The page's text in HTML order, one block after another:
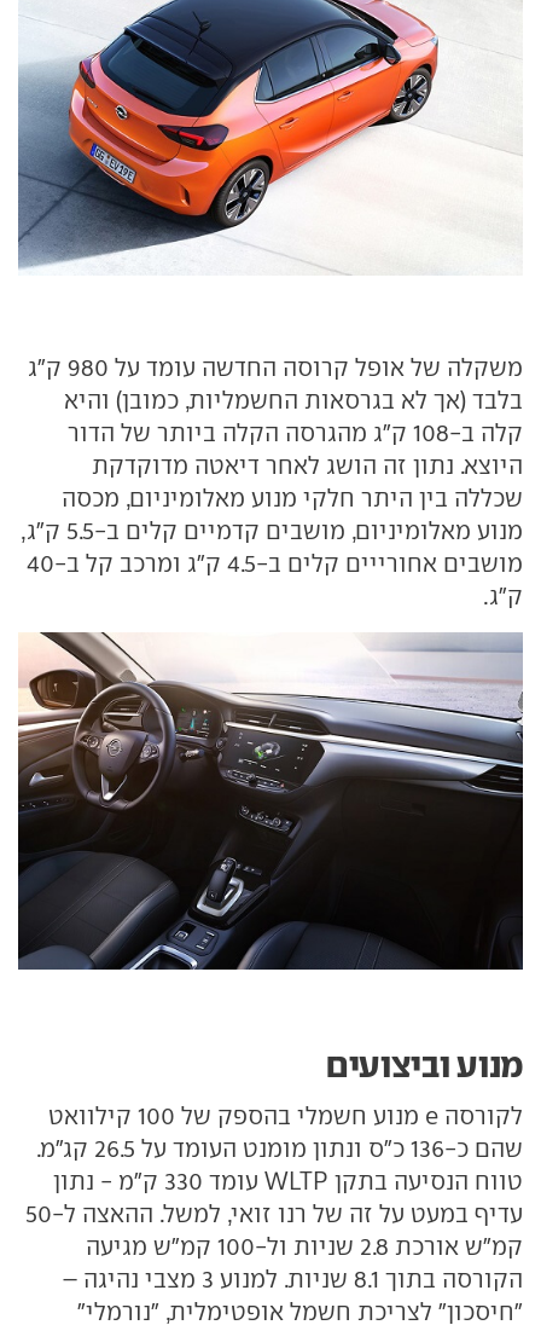
משקלה של אופל קרוסה החדשה עומד על 980 ק"ג
בלבד (אך לא בגרסאות החשמליות, כמובן) והיא
קלה ב-108 ק"ג מהגרסה הקלה ביותר של הדור
היוצא. נתון זה הושג לאחר דיאטה מדוקדקת
שכללה בין היתר חלקי מנוע מאלומיניום, מכסה
מנוע מאלומיניום, מושבים קדמיים קלים ב-5.5 ק"ג,
מושבים אחורייים קלים ב-4.5 ק"ג ומרכב קל ב-40
ק"ג.
מנוע וביצועים
לקורסה e מנוע חשמלי בהספק של 100 קילוואט
שהם כ-136 כ"ס ונתון מומנט העומד על 26.5 קג"מ.
טווח הנסיעה בתקן WLTP עומד 330 ק"מ - נתון
עדיף במעט על זה של רנו זואי, למשל. ההאצה ל-50
קמ"ש אורכת 2.8 שניות ול-100 קמ"ש מגיעה
הקורסה בתוך 8.1 שניות. למנוע 3 מצבי נהיגה –
"חיסכון" לצריכת חשמל אופטימלית, "נורמלי"